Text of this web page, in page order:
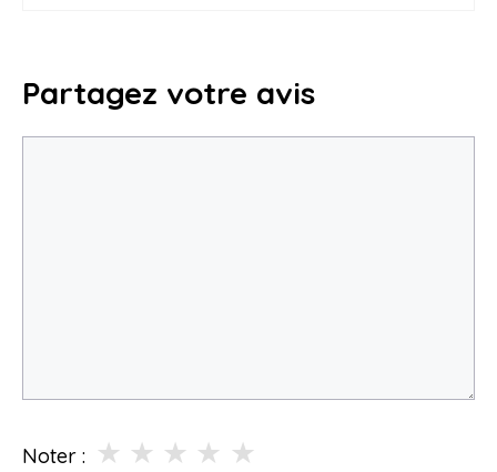
Partagez votre avis
Noter : ★
★
★
★
★